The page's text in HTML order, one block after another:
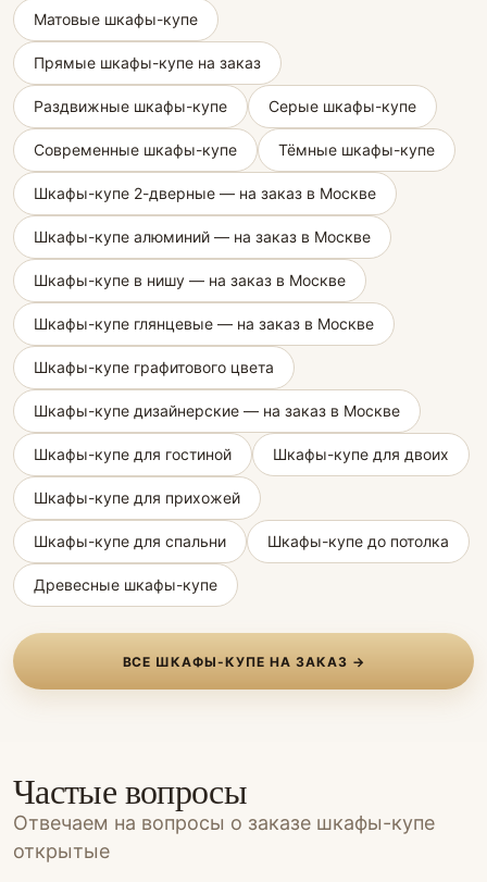
Матовые шкафы-купе
Прямые шкафы-купе на заказ
Раздвижные шкафы-купе Серые шкафы-купе
Современные шкафы-купе Тёмные шкафы-купе
Шкафы-купе 2-дверные — на заказ в Москве
Шкафы-купе алюминий — на заказ в Москве
Шкафы-купе в нишу — на заказ в Москве
Шкафы-купе глянцевые — на заказ в Москве
Шкафы-купе графитового цвета
Шкафы-купе дизайнерские — на заказ в Москве
Шкафы-купе для гостиной Шкафы-купе для двоих
Шкафы-купе для прихожей
Шкафы-купе для спальни Шкафы-купе до потолка
Древесные шкафы-купе
ВСЕ ШКАФЫ-КУПЕ НА ЗАКАЗ →
Частые вопросы
Отвечаем на вопросы о заказе шкафы-купе
открытые